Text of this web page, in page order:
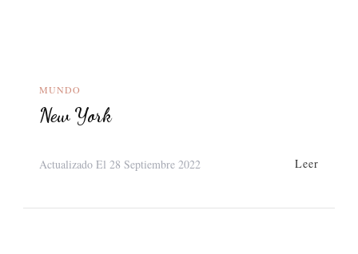
MUNDO
New York
Actualizado El 28 Septiembre 2022 Leer